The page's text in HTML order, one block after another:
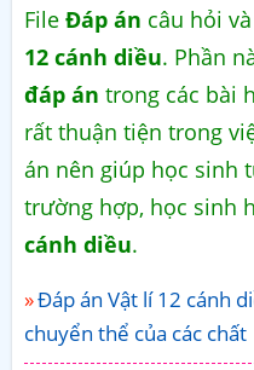
File Đáp án câu hỏi
12 cánh diều. Phần
đáp án trong các bài
rất thuận tiện trong
án nên giúp học sinh
trường hợp, học sinh
cánh diều.
Đáp án Vật lí 12 cánh
chuyển thể của các chất